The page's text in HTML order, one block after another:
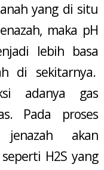
yang di situ
maka pH
lebih basa
di sekitarnya.
adanya gas
Pada proses
jenazah akan
H2S yang